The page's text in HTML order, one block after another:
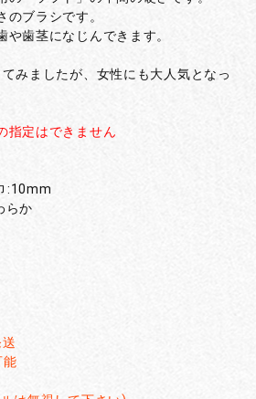
のブラシです。
歯茎になじんできます。
みましたが、女性にも大人気となっ
指定はできません
:10mm
らか
能